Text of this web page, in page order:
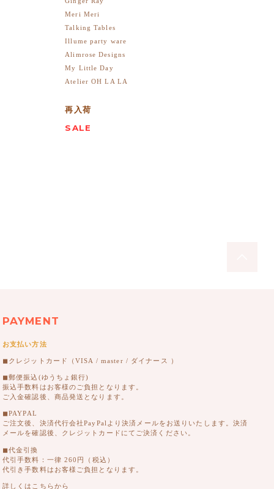
Meri Meri
Talking Tables
Illume party ware
Alimrose Designs
My Little Day
Atelier OH LA LA
再入荷
SALE
PAYMENT
お支払い方法
◼︎クレジットカード（VISA / master / ダイナース ）
◼︎郵便振込(ゆうちょ銀行)
振込手数料はお客様のご負担となります。
ご入金確認後、商品発送となります。
◼︎PAYPAL
ご注文後、決済代行会社PayPalより決済メールをお送りいたします。決済
メールを確認後、クレジットカードにてご決済ください。
◼︎代金引換
代引手数料：一律 260円（税込）
代引き手数料はお客様ご負担となります。
詳しくはこちらから